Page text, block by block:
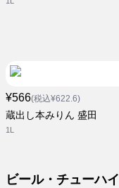
¥566(税込¥622.6)
蔵出し本みりん 盛田
1L
ビール・チューハイ